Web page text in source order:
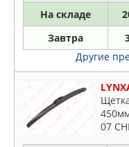
На складе
Завтра
Другие
07